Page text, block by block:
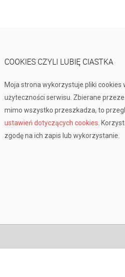
COOKIES CZYLI LUBIĘ CIASTKA
Moja strona wykorzystuje pliki cookies
użyteczności serwisu. Zbierane
mimo wszystko przeszkadza, to
ustawień dotyczących cookies .
zgodę na ich zapis lub wykorzystanie.